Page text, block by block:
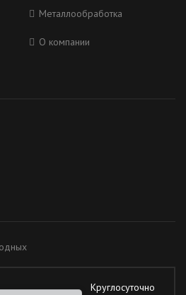
Металлообработка
О компании
Круглосуточно